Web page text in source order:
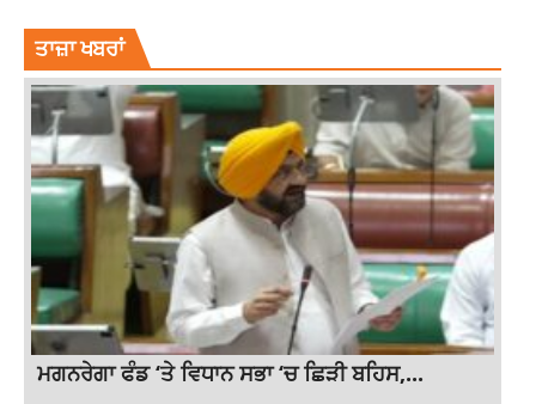
ਤਾਜ਼ਾ ਖਬਰਾਂ
ਮਗਨਰੇਗਾ ਫੰਡ ‘ਤੇ ਵਿਧਾਨ ਸਭਾ ‘ਚ ਛਿੜੀ ਬਹਿਸ,...